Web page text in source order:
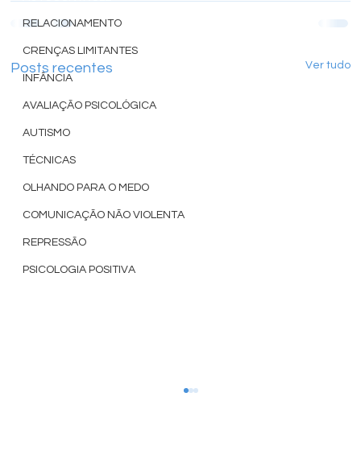
RELACIONAMENTO
CRENÇAS LIMITANTES
INFÂNCIA
AVALIAÇÃO PSICOLÓGICA
AUTISMO
TÉCNICAS
OLHANDO PARA O MEDO
COMUNICAÇÃO NÃO VIOLENTA
REPRESSÃO
PSICOLOGIA POSITIVA
Posts recentes Ver tudo